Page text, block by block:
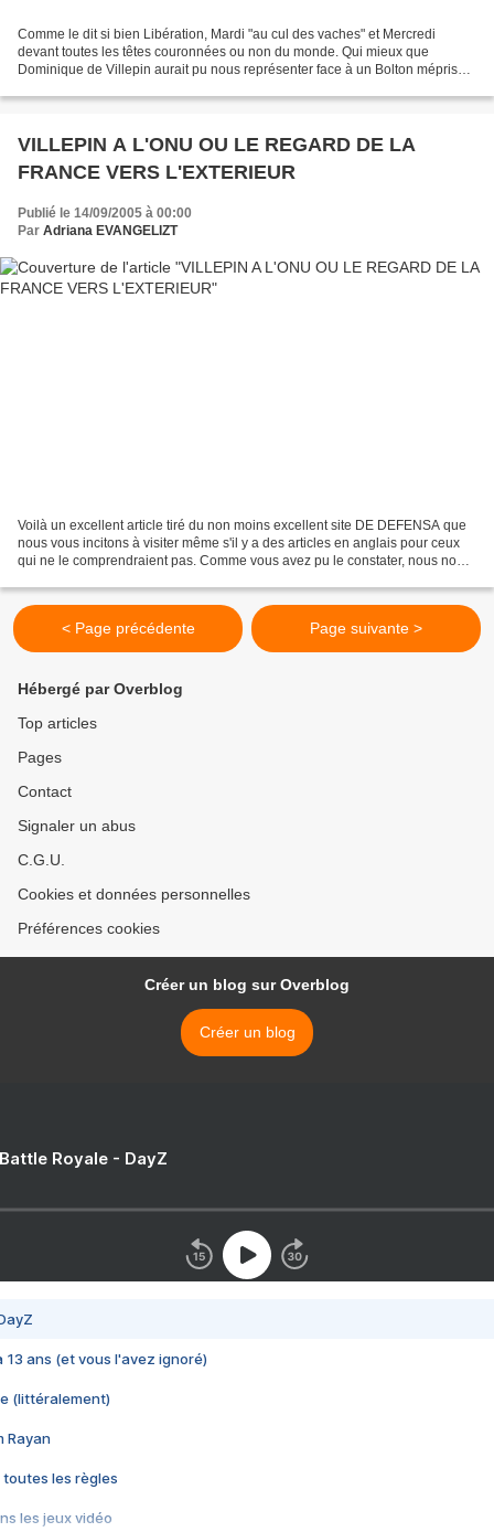
Comme le dit si bien Libération, Mardi "au cul des vaches" et Mercredi
devant toutes les têtes couronnées ou non du monde. Qui mieux que
Dominique de Villepin aurait pu nous représenter face à un Bolton méprisant
VILLEPIN A L'ONU OU LE REGARD DE LA
FRANCE VERS L'EXTERIEUR
Publié le 14/09/2005 à 00:00
Par Adriana EVANGELIZT
Voilà un excellent article tiré du non moins excellent site DE DEFENSA que
nous vous incitons à visiter même s'il y a des articles en anglais pour ceux
qui ne le comprendraient pas. Comme vous avez pu le constater, nous nous
< Page précédente Page suivante >
Hébergé par Overblog
Top articles
Pages
Contact
Signaler un abus
C.G.U.
Cookies et données personnelles
Préférences cookies
Créer un blog sur Overblog
Créer un blog
Royale - DayZ
13 ans (et vous l'avez ignoré)
(littéralement)
Rayan
toutes les règles
les jeux vidéo